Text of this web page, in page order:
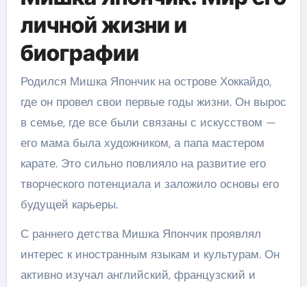
личной жизни и
биографии
Родился Мишка Япончик на острове Хоккайдо,
где он провел свои первые годы жизни. Он вырос
в семье, где все были связаны с искусством —
его мама была художником, а папа мастером
карате. Это сильно повлияло на развитие его
творческого потенциала и заложило основы его
будущей карьеры.
С раннего детства Мишка Япончик проявлял
интерес к иностранным языкам и культурам. Он
активно изучал английский, французский и